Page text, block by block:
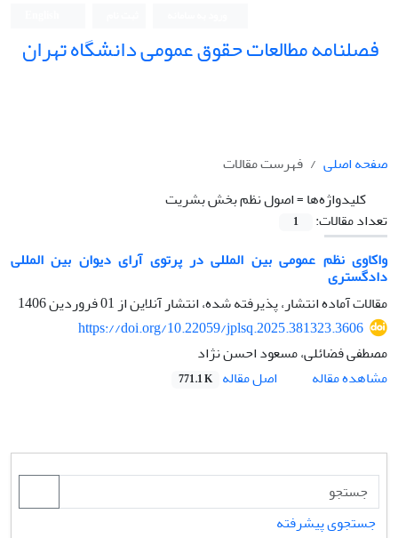
فصلنامه مطالعات حقوق عمومی دانشگاه تهران
صفحه اصلی
فهرست مقالات
کلیدواژه‌ها =اصول نظم ‏بخش بشریت
تعداد مقالات:
1
واکاوی نظم عمومی بین ‏المللی در پرتوی آرای دیوان بین‏ المللی
دادگستری
مقالات آماده انتشار، پذیرفته شده، انتشار آنلاین از01 فروردین 1406
https://doi.org/10.22059/jplsq.2025.381323.3606
مصطفی فضائلی، مسعود احسن نژاد
مشاهده مقاله
اصل مقاله 771.1 K
جستجوی پیشرفته